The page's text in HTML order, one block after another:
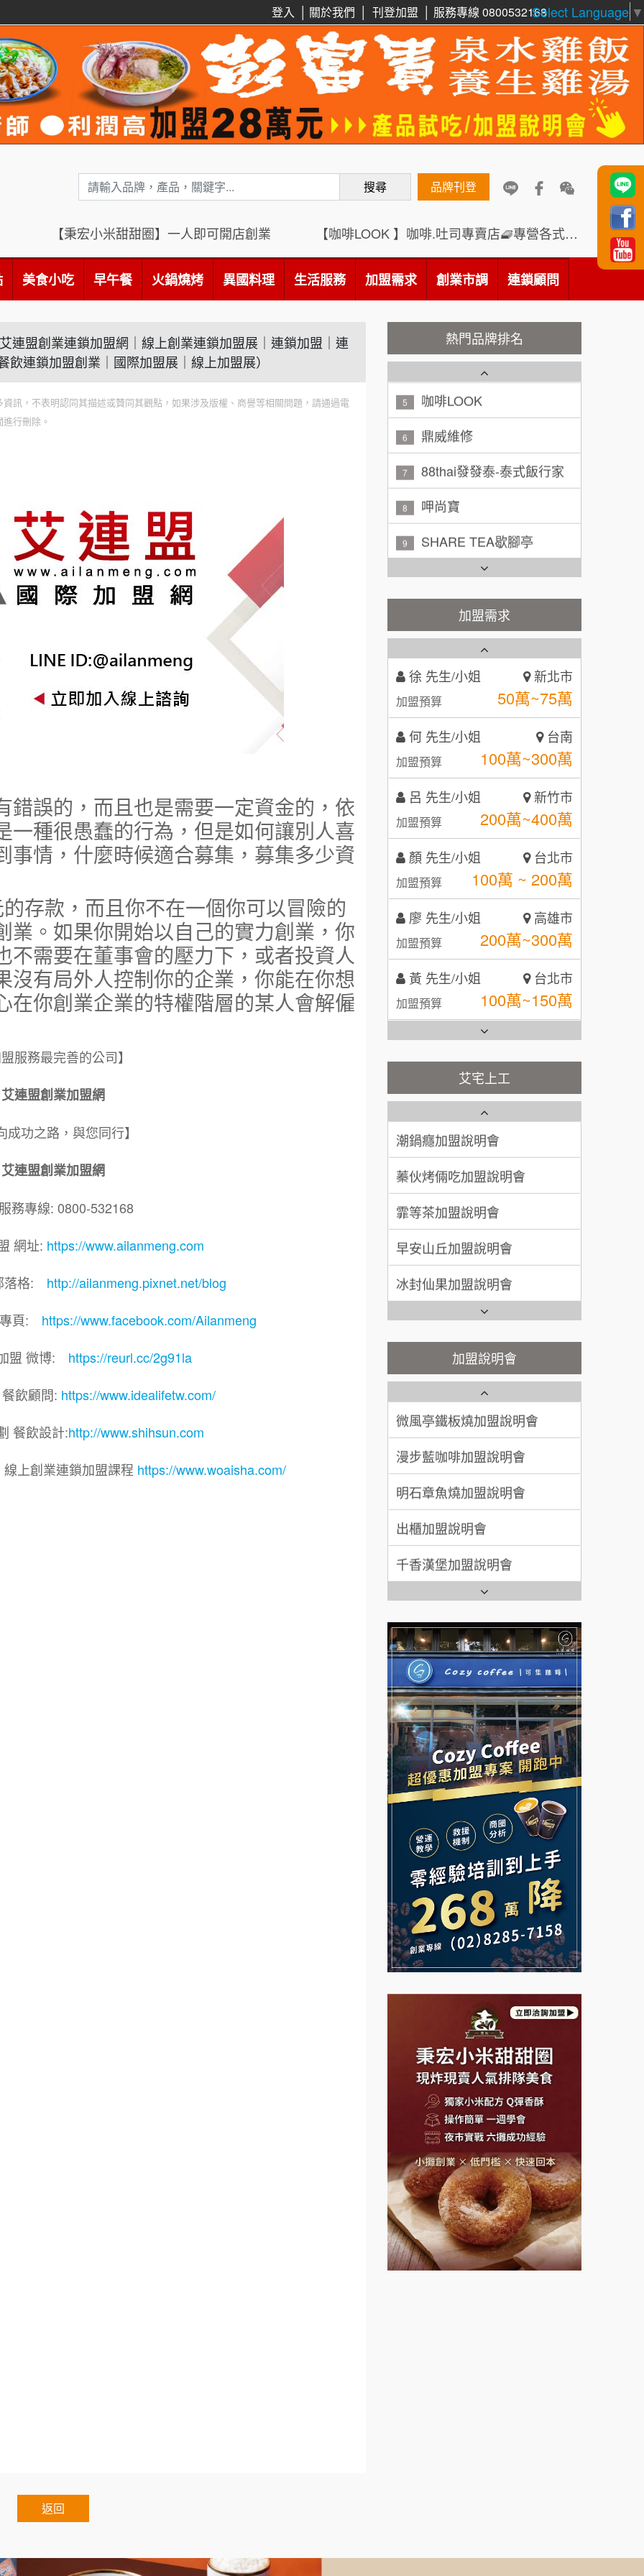
Select Language ▼
關於我們 刊登加盟 服務專線 0800532168
登入
搜尋 品牌刊登
【秉宏小米甜甜圈】一人即可開店創業 【咖啡LOOK 】咖啡.吐司專賣店🧇專營各式創意法式吐司
美食小吃 早午餐 火鍋燒烤 異國料理 生活服務 加盟需求 創業市調 連鎖顧問
連盟創業連鎖加盟網｜線上創業連鎖加盟展｜連鎖加盟｜連
連鎖加盟創業｜國際加盟展｜線上加盟展）
訊，不表明認同其描述或贊同其觀點，如果涉及版權、商譽等相關問題，請通過電
行刪除。
誤的，而且也是需要一定資金的，依
一種很愚蠢的行為，但是如何讓別人喜
事情，什麼時候適合募集，募集多少資
款，而且你不在一個你可以冒險的
業。如果你開始以自己的實力創業，你
不需要在董事會的壓力下，或者投資人
沒有局外人控制你的企業，你能在你想
在你創業企業的特權階層的某人會解僱
盟服務最完善的公司】
艾連盟創業加盟網
成功之路，與您同行】
艾連盟創業加盟網
務專線: 0800-532168
網址: https://www.ailanmeng.com
落格: http://ailanmeng.pixnet.net/blog
頁: https://www.facebook.com/Ailanmeng
盟 微博: https://reurl.cc/2g91la
飲顧問: https://www.idealifetw.com/
餐飲設計:http://www.shihsun.com
上創業連鎖加盟課程 https://www.woaisha.com/
返回
熱門品牌排名
6 鼎威維修
7 88thai發發泰-泰式飯行家
SHARE TEA歇腳亭
TEA TOP台灣第一味
1 Cozy coffee可集咖啡
秉宏小米甜甜圈
4 潮鍋癮
5 咖啡LOOK
6 鼎威維修
7 88thai發發泰-泰式飯行家
8 呷尚寶
9 SHARE TEA歇腳亭
10 TEA TOP台灣第一味
Cozy coffee可集咖啡
3 秉宏小米甜甜圈
4 潮鍋癮
鼎威維修
7 88thai發發泰-泰式飯行家
8 呷尚寶
SHARE TEA歇腳亭
TEA TOP台灣第一味
加盟需求
周 先生/小姐 台北
加盟預算 100萬 ~150萬
徐 先生/小姐 新北市
何 先生/小姐 台南
呂 先生/小姐 新竹市
加盟預算 200萬~400萬
100萬 ~ 200萬
加盟預算 200萬~300萬
黃 先生/小姐
100萬~150萬
林 先生/小姐 屏東縣
加盟預算
吳 先生/小姐 屏東縣
加盟預算 100萬~200萬
周 先生/小姐
加盟預算 100萬 ~150萬
徐 先生/小姐 新北市
加盟預算 50萬~75萬
何 先生/小姐 台南
加盟預算 100萬~300萬
呂 先生/小姐 新竹市
加盟預算 200萬~400萬
顏 先生/小姐 台北市
加盟預算 100萬 ~ 200萬
廖 先生/小姐 高雄市
加盟預算 200萬~300萬
黃 先生/小姐 台北市
加盟預算 100萬~150萬
林 先生/小姐 屏東縣
加盟預算 100萬 ~ 200萬
吳 先生/小姐 屏東縣
加盟預算 100萬~200萬
周 先生/小姐 台北
加盟預算 100萬 ~150萬
徐 先生/小姐
加盟預算 50萬~75萬
何 先生/小姐
加盟預算 100萬~300萬
呂 先生/小姐 新竹市
200萬~400萬
顏 先生/小姐 台北市
加盟預算 100萬 ~ 200萬
廖 先生/小姐
加盟預算 200萬~300萬
艾宅上工
【曉妍美妝】誠徵行政櫃檯
自助洗衣店誠徵代洗收送人員
(台中市)
MUSHEN徵SPA美容芳療師
日十。早午食加盟說明會
拾鑶火鍋加盟說明會
全家加盟說明會
台灣G湯加盟說明會
彭富貴加盟說明會
NU PASTA義大利麵加盟說明
會
潮鍋癮加盟說明會
蓁伙烤倆吃加盟說明會
霏等茶加盟說明會
早安山丘加盟說明會
冰封仙果加盟說明會
Ramble Café 漫步藍咖啡加盟
說明會
微風亭鐵板燒加盟說明會
鮮茶道加盟說明會
【曉妍美妝】誠徵行政櫃檯
自助洗衣店誠徵代洗收送人員
(台中市)
MUSHEN徵SPA美容芳療師
日十。早午食加盟說明會
拾鑶火鍋加盟說明會
全家加盟說明會
台灣G湯加盟說明會
彭富貴加盟說明會
NU PASTA義大利麵加盟說明
會
潮鍋癮加盟說明會
蓁伙烤倆吃加盟說明會
霏等茶加盟說明會
早安山丘加盟說明會
冰封仙果加盟說明會
Ramble Café 漫步藍咖啡加盟
說明會
微風亭鐵板燒加盟說明會
鮮茶道加盟說明會
【曉妍美妝】誠徵行政櫃檯
自助洗衣店誠徵代洗收送人員
(台中市)
MUSHEN徵SPA美容芳療師
日十。早午食加盟說明會
拾鑶火鍋加盟說明會
加盟說明會
藍象廷泰式火鍋加盟說明會
日十。早午食加盟說明會
上宇林加盟說明會
莫尼早餐Morni加盟說明會
手作功夫茶加盟說明會
SHARE TEA歇腳亭加盟說明會
潮味決-湯滷專門店加盟說明會
鬍子茶加盟說明會
鮮茶道加盟說明會
微風亭鐵板燒加盟說明會
漫步藍咖啡加盟說明會
明石章魚燒加盟說明會
出櫃加盟說明會
千香漢堡加盟說明會
七盞茶加盟說明會
拉亞漢堡加盟說明會
杜芳子古味茶鋪加盟說明會
優握握×酸奶大獅加盟說明會
冬城門加盟說明會
拾鑶火鍋加盟說明會
阿性情趣無人販售所加盟明會
龍涎居好湯加盟說明會
舒油頭加盟說明會
韓金量加盟說明會
義氣豐發雞加盟說明會
Mr.Wish加盟說明會
白鬍泡泡 BOHO POPO加盟說
明會
雞咕雞咕加盟說明會
TEA TOP加盟說明會
珍好味臭臭鍋加盟說明會
藍象廷泰式火鍋加盟說明會
日十。早午食加盟說明會
上宇林加盟說明會